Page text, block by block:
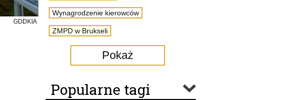
GDDKIA
Wynagrodzenie kierowców
ZMPD w Brukseli
Pokaż
Popularne tagi